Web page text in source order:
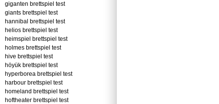
giganten brettspiel test
giants brettspiel test
hannibal brettspiel test
helios brettspiel test
heimspiel brettspiel test
holmes brettspiel test
hive brettspiel test
höyük brettspiel test
hyperborea brettspiel test
harbour brettspiel test
homeland brettspiel test
hoftheater brettspiel test